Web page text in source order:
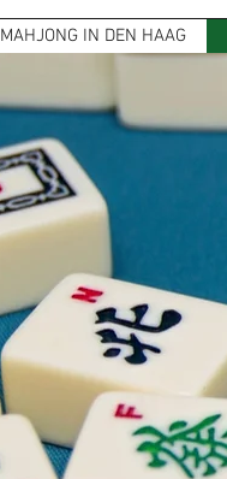
MAHJONG IN DEN HAAG